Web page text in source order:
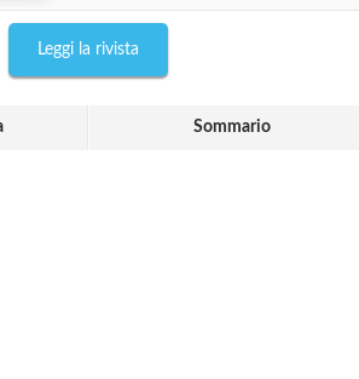
Leggi la rivista
Sommario